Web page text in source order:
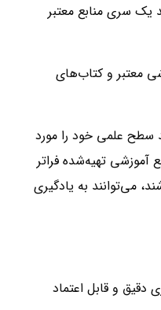
یک سری منابع معتبر
معتبر و کتاب‌های
سطح علمی خود را مورد
آموزشی تهیه‌شده فراتر
می‌توانند به یادگیری
دقیق و قابل اعتماد